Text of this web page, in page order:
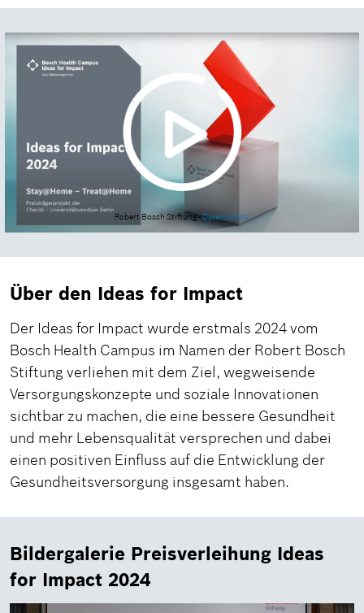
Robert Bosch Stiftung -Datenschutz
Über den Ideas for Impact
Der Ideas for Impact wurde erstmals 2024 vom
Bosch Health Campus im Namen der Robert Bosch
Stiftung verliehen mit dem Ziel, wegweisende
Versorgungskonzepte und soziale Innovationen
sichtbar zu machen, die eine bessere Gesundheit
und mehr Lebensqualität versprechen und dabei
einen positiven Einfluss auf die Entwicklung der
Gesundheitsversorgung insgesamt haben.
Bildergalerie Preisverleihung Ideas
for Impact 2024